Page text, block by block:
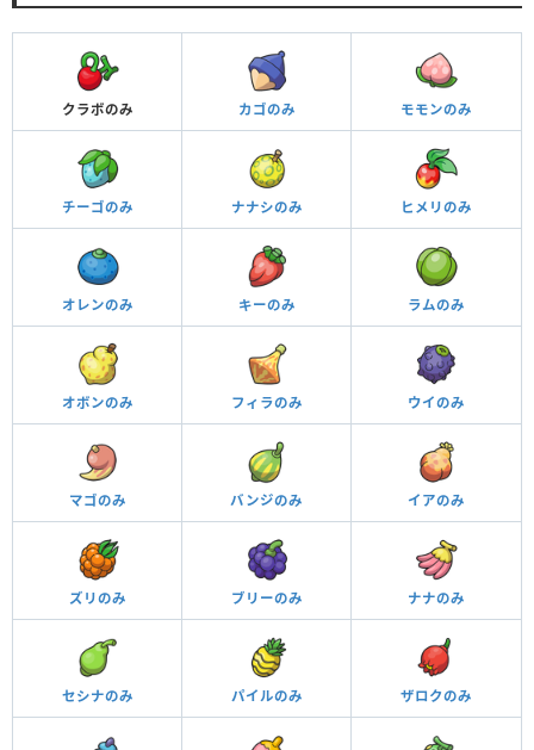
クラボのみ カゴのみ モモンのみ
チーゴのみ ナナシのみ ヒメリのみ
オレンのみ キーのみ ラムのみ
オボンのみ フィラのみ ウイのみ
マゴのみ バンジのみ イアのみ
ズリのみ ブリーのみ ナナのみ
セシナのみ パイルのみ ザロクのみ